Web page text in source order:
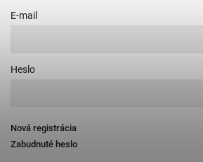
E-mail
Heslo
Nová registrácia
Zabudnuté heslo